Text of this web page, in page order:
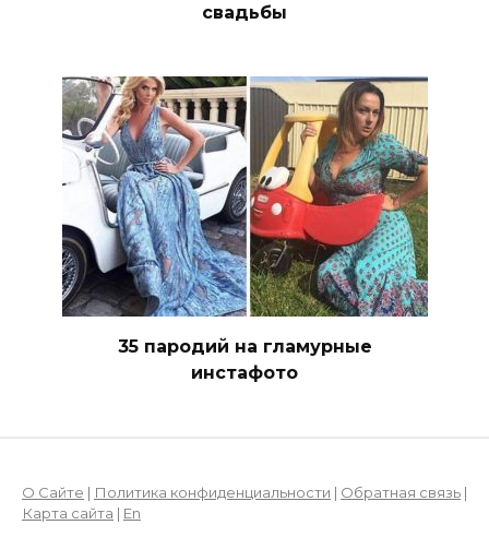
свадьбы
35 пародий на гламурные
инстафото
О Сайте | Политика конфиденциальности | Обратная связь |
Карта сайта | En